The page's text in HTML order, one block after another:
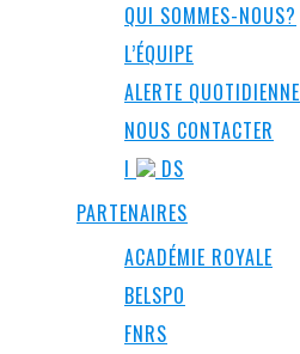
QUI SOMMES-NOUS?
L’ÉQUIPE
ALERTE QUOTIDIENNE
NOUS CONTACTER
I
DS
PARTENAIRES
ACADÉMIE ROYALE
BELSPO
FNRS